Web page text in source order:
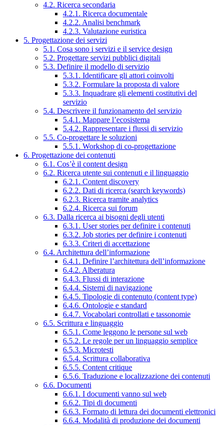
4.2. Ricerca secondaria
4.2.1. Ricerca documentale
4.2.2. Analisi benchmark
4.2.3. Valutazione euristica
5. Progettazione dei servizi
5.1. Cosa sono i servizi e il service design
5.2. Progettare servizi pubblici digitali
5.3. Definire il modello di servizio
5.3.1. Identificare gli attori coinvolti
5.3.2. Formulare la proposta di valore
5.3.3. Inquadrare gli elementi costitutivi del
servizio
5.4. Descrivere il funzionamento del servizio
5.4.1. Mappare l’ecosistema
5.4.2. Rappresentare i flussi di servizio
5.5. Co-progettare le soluzioni
5.5.1. Workshop di co-progettazione
6. Progettazione dei contenuti
6.1. Cos’è il content design
6.2. Ricerca utente sui contenuti e il linguaggio
6.2.1. Content discovery
6.2.2. Dati di ricerca (search keywords)
6.2.3. Ricerca tramite analytics
6.2.4. Ricerca sui forum
6.3. Dalla ricerca ai bisogni degli utenti
6.3.1. User stories per definire i contenuti
6.3.2. Job stories per definire i contenuti
6.3.3. Criteri di accettazione
6.4. Architettura dell’informazione
6.4.1. Definire l’architettura dell’informazione
6.4.2. Alberatura
6.4.3. Flussi di interazione
6.4.4. Sistemi di navigazione
6.4.5. Tipologie di contenuto (content type)
6.4.6. Ontologie e standard
6.4.7. Vocabolari controllati e tassonomie
6.5. Scrittura e linguaggio
6.5.1. Come leggono le persone sul web
6.5.2. Le regole per un linguaggio semplice
6.5.3. Microtesti
6.5.4. Scrittura collaborativa
6.5.5. Content critique
6.5.6. Traduzione e localizzazione dei contenuti
6.6. Documenti
6.6.1. I documenti vanno sul web
6.6.2. Tipi di documenti
6.6.3. Formato di lettura dei documenti elettronici
6.6.4. Modalità di produzione dei documenti